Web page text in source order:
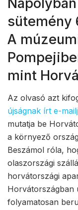
sütemény
A
mint
Az olvasó azt
újságnak írt e-
mutatja be
a környező
Beszámol róla,
olaszországi
horvátországi
Horvátországban
folyamatosan